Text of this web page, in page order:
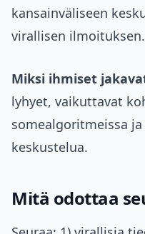
kansainväliseen
virallisen ilmoituksen.
Miksi ihmiset
lyhyet, vaikuttavat
somealgoritmeissa
keskustelua.
Mitä odottaa